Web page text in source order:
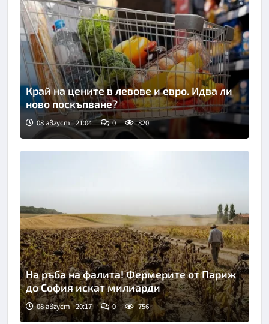
Край на цените в левове и евро. Идва ли
ново поскъпване?
08 август | 21:04 0 820
На ръба на фалита! Фермерите от Париж
до София искат милиарди
08 август | 20:17 0 756